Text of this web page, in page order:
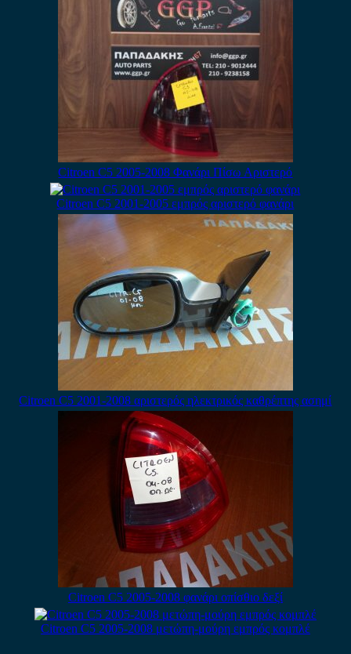
Citroen C5 2005-2008 Φανάρι Πίσω Αριστερό
Citroen C5 2001-2005 εμπρός αριστερό φανάρι
Citroen C5 2001-2008 αριστερός ηλεκτρικός καθρέπτης ασημί
Citroen C5 2005-2008 φανάρι οπίσθιο δεξί
Citroen C5 2005-2008 μετώπη-μούρη εμπρός κομπλέ